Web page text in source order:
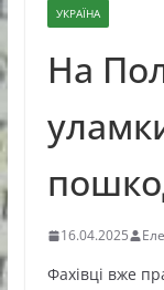
УКРАЇНА
На
16.04.2025
Фахівці вже